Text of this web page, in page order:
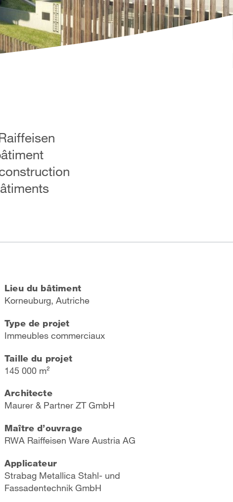
Lieu du bâtiment
Korneuburg, Autriche
Type de projet
Immeubles commerciaux
Taille du projet
145 000 m²
Architecte
Maurer & Partner ZT GmbH
Maître d’ouvrage
RWA Raiffeisen Ware Austria AG
Applicateur
Strabag Metallica Stahl- und
Fassadentechnik GmbH